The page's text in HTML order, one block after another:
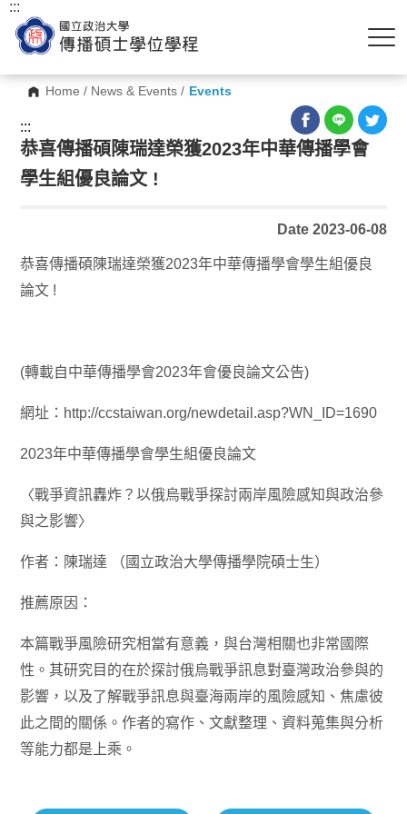
Home / News & Events / Events
:::
:::
恭喜傳播碩陳瑞達榮獲2023年中華傳播學會
學生組優良論文 !
Date 2023-06-08
恭喜傳播碩陳瑞達榮獲2023年中華傳播學會學生組優良
論文 !
(轉載自中華傳播學會2023年會優良論文公告)
網址：http://ccstaiwan.org/newdetail.asp?WN_ID=1690
2023年中華傳播學會學生組優良論文
〈戰爭資訊轟炸？以俄烏戰爭探討兩岸風險感知與政治參
與之影響〉
作者：陳瑞達 （國立政治大學傳播學院碩士生）
推薦原因：
本篇戰爭風險研究相當有意義，與台灣相關也非常國際
性。其研究目的在於探討俄烏戰爭訊息對臺灣政治參與的
影響，以及了解戰爭訊息與臺海兩岸的風險感知、焦慮彼
此之間的關係。作者的寫作、文獻整理、資料蒐集與分析
等能力都是上乘。